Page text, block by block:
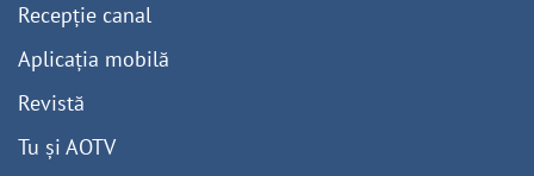
Recepție canal
Aplicația mobilă
Revistă
Tu și AOTV